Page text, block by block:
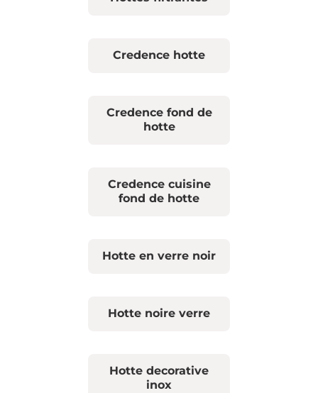
Credence hotte
Credence fond de
hotte
Credence cuisine
fond de hotte
Hotte en verre noir
Hotte noire verre
Hotte decorative
inox